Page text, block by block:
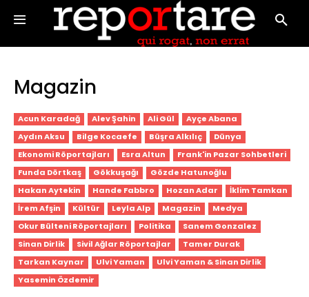
Magazin
Acun Karadağ Alev Şahin Ali Gül
Ayçe Abana
Aydın Aksu
Bilge Kocaefe Büşra Alkılıç
Dünya
Ekonomi Röportajları
Esra Altun
Frank'in Pazar Sohbetleri
Funda Dörtkaş
Gökkuşağı
Gözde Hatunoğlu
Hakan Aytekin
Hande Fabbro Hozan Adar
İklim Tamkan
İrem Afşin
Kültür Leyla Alp Magazin
Medya
Okur Bülteni Röportajları
Politika
Sanem Gonzalez
Sinan Dirlik
Sivil Ağlar Röportajlar
Tamer Durak
Tarkan Kaynar
Ulvi Yaman
Ulvi Yaman & Sinan Dirlik
Yasemin Özdemir